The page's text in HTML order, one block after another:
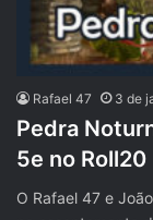
Rafael 47 3 de
Pedra
5e no
O Rafael 47 e